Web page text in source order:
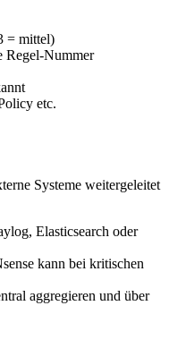
= mittel)
Nummer
etc.
Systeme weitergeleitet
Elasticsearch oder
kann bei kritischen
aggregieren und über